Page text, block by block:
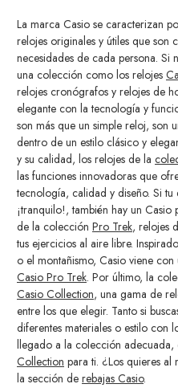
La marca Casio se caracterizan
relojes originales y útiles que son
necesidades de cada persona. Si
una colección como los relojes
relojes cronógrafos y relojes de
elegante con la tecnología y
son más que un simple reloj, son
dentro de un estilo clásico y
y su calidad, los relojes de la
las funciones innovadoras que
tecnología, calidad y diseño. Si tu
¡tranquilo!, también hay un Casio
de la colección Pro Trek, relojes
tus ejercicios al aire libre.
o el montañismo, Casio viene
Casio Pro Trek. Por último, la
Casio Collection, una gama de
entre los que elegir. Tanto si
diferentes materiales o estilo con
llegado a la colección adecuada,
Collection para ti. ¿Los quieres
la sección de rebajas Casio.